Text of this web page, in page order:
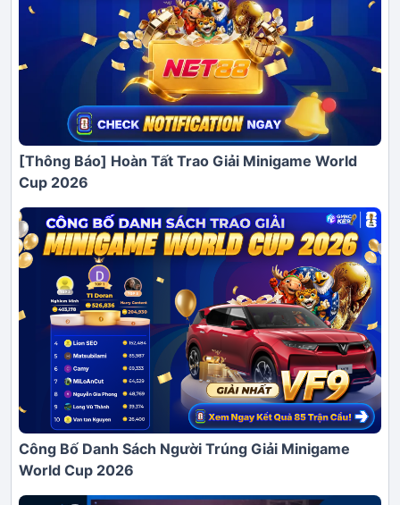
[Thông Báo] Hoàn Tất Trao Giải Minigame World
Cup 2026
Công Bố Danh Sách Người Trúng Giải Minigame
World Cup 2026